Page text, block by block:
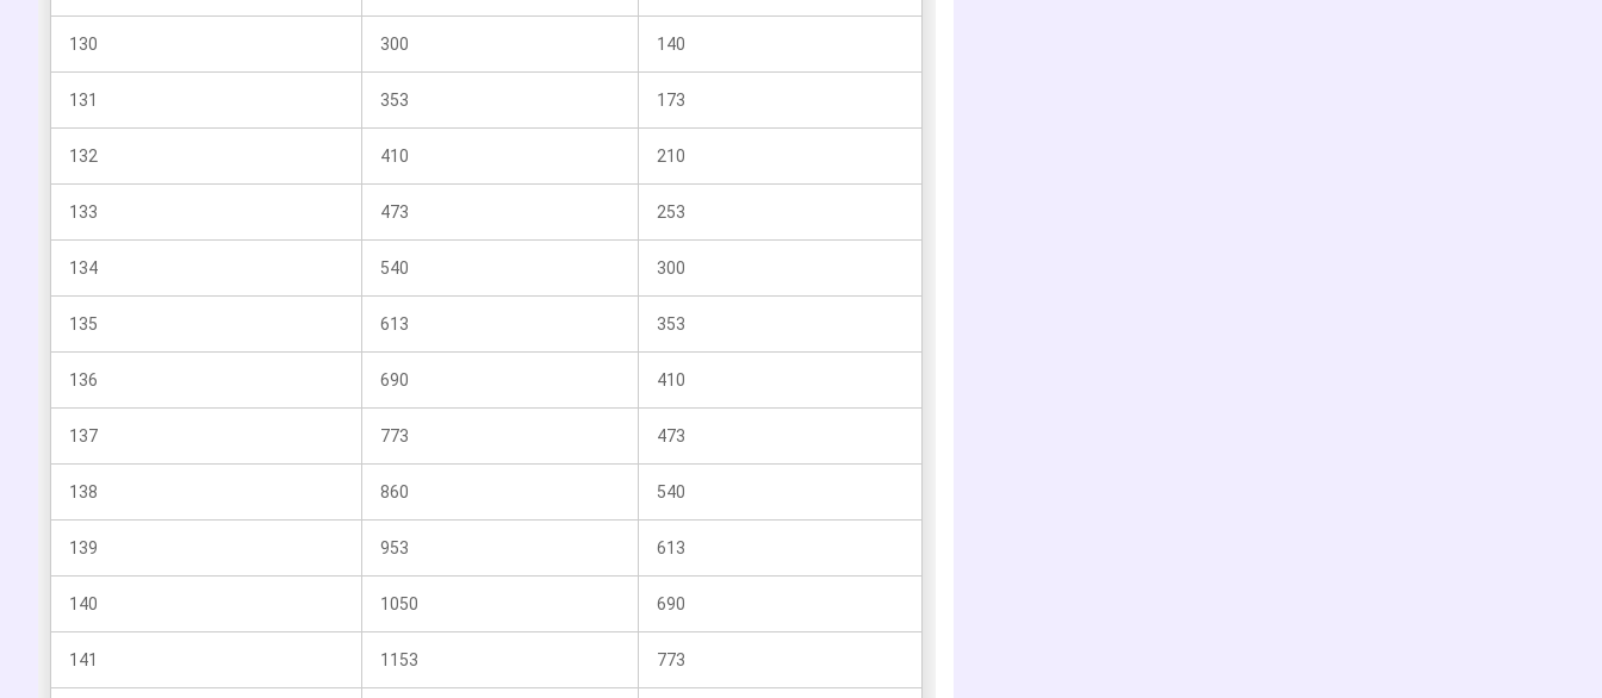
130 300 140
131 353 173
132 410 210
133 473 253
134 540 300
135 613 353
136 690 410
137 773 473
138 860 540
139 953 613
140 1050 690
141 1153 773